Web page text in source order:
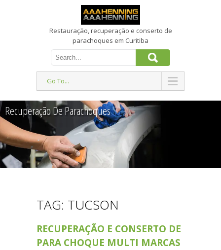
Restauração, recuperação e conserto de
parachoques em Curitiba
Go To...
Recuperação De Parachoques
TAG: TUCSON
RECUPERAÇÃO E CONSERTO DE
PARA CHOQUE MULTI MARCAS